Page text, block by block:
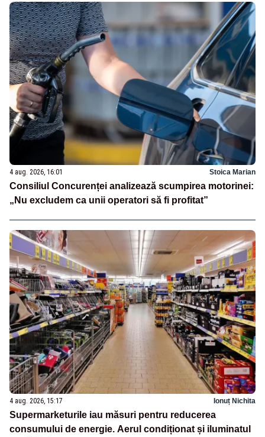
4 aug. 2026, 16:01 Stoica Marian
Consiliul Concurenței analizează scumpirea motorinei:
„Nu excludem ca unii operatori să fi profitat”
4 aug. 2026, 15:17 Ionuț Nichita
Supermarketurile iau măsuri pentru reducerea
consumului de energie. Aerul condiționat și iluminatul